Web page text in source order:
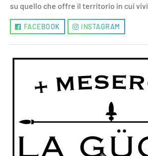
su quello che offre il territorio in cui vivi.
FACEBOOK INSTAGRAM